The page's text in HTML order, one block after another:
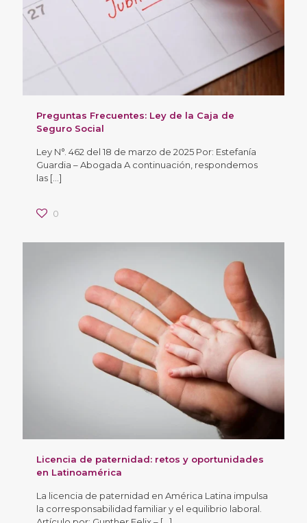
Preguntas Frecuentes: Ley de la Caja de
Seguro Social
Ley N°. 462 del 18 de marzo de 2025 Por: Estefanía
Guardia – Abogada A continuación, respondemos
las […]
0
Licencia de paternidad: retos y oportunidades
en Latinoamérica
La licencia de paternidad en América Latina impulsa
la corresponsabilidad familiar y el equilibrio laboral.